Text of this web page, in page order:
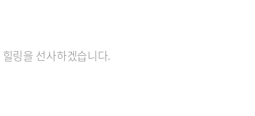
링을 선사하겠습니다.